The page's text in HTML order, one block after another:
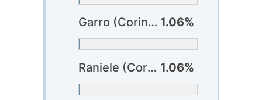
Garro (Corinthians) 1.06%
Raniele (Corinthians) 1.06%